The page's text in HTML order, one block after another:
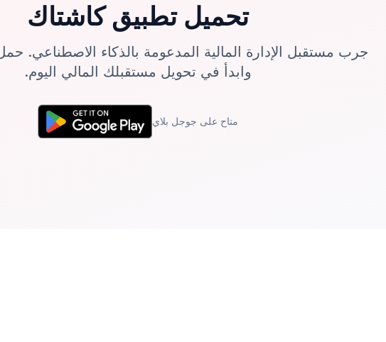
تحميل تطبيق كاشتاك
جرب مستقبل الإدارة المالية المدعومة بالذكاء الاصطناعي.
وابدأ في تحويل مستقبلك المالي اليوم.
متاح على جوجل بلاي